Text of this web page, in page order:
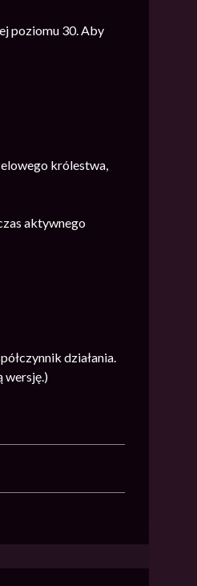
poziomu 30. Aby
królestwa,
aktywnego
działania.
wersję.)